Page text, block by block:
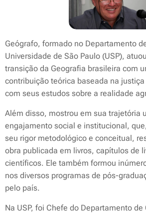
Geógrafo, formado no Departamento
Universidade de São Paulo (USP),
transição da Geografia brasileira com
contribuição teórica baseada na
com seus estudos sobre a realidade
Além disso, mostrou em sua trajetória
engajamento social e institucional,
seu rigor metodológico e conceitual,
obra publicada em livros, capítulos de
científicos. Ele também formou
nos diversos programas de pós-
pelo país.
Na USP, foi Chefe do Departamento de